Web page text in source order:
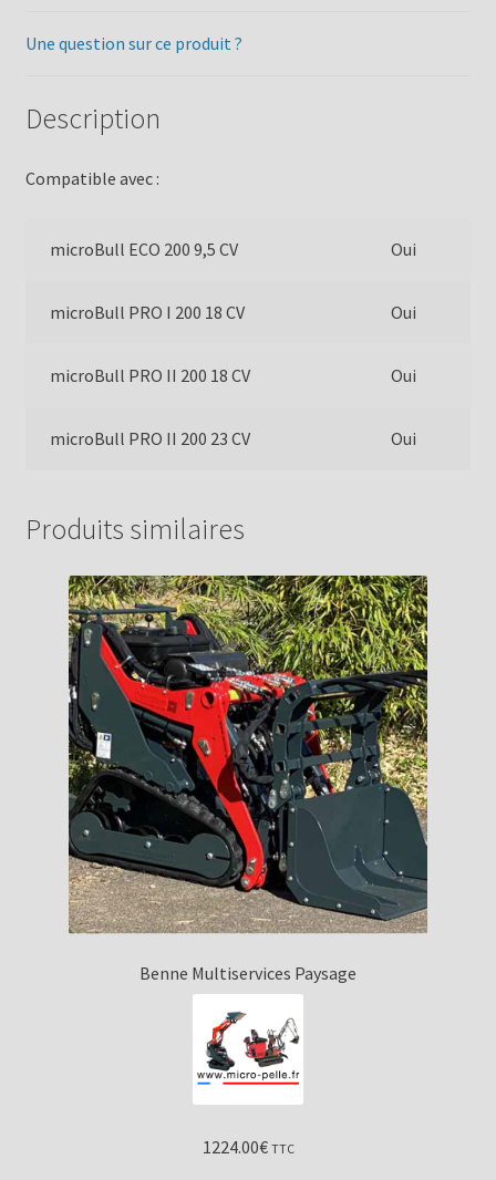
Une question sur ce produit ?
Description
Compatible avec :
microBull ECO 200 9,5 CV Oui
microBull PRO I 200 18 CV Oui
microBull PRO II 200 18 CV Oui
microBull PRO II 200 23 CV Oui
Produits similaires
Benne Multiservices Paysage
1224.00€ TTC